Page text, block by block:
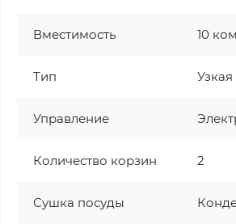
Вместимость 10
Тип Узкая
Управление
Количество корзин 2
Сушка посуды